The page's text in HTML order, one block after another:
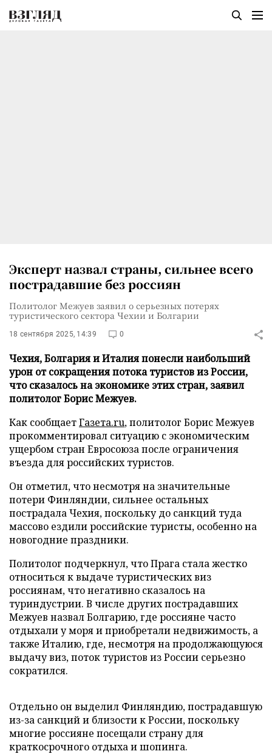
Эксперт назвал страны, сильнее всего
пострадавшие без россиян
Политолог Межуев заявил о серьезных потерях
туристического сектора Чехии и Болгарии
18 сентября 2025, 14:39 0
Чехия, Болгария и Италия понесли наибольший
урон от сокращения потока туристов из России,
что сказалось на экономике этих стран, заявил
политолог Борис Межуев.
Как сообщаетГазета.ru, политолог Борис Межуев
прокомментировал ситуацию с экономическим
ущербом стран Евросоюза после ограничения
въезда для российских туристов.
Он отметил, что несмотря на значительные
потери Финляндии, сильнее остальных
пострадала Чехия, поскольку до санкций туда
массово ездили российские туристы, особенно на
новогодние праздники.
Политолог подчеркнул, что Прага стала жестко
относиться к выдаче туристических виз
россиянам, что негативно сказалось на
туриндустрии. В числе других пострадавших
Межуев назвал Болгарию, где россияне часто
отдыхали у моря и приобретали недвижимость, а
также Италию, где, несмотря на продолжающуюся
выдачу виз, поток туристов из России серьезно
сократился.
Отдельно он выделил Финляндию, пострадавшую
из-за санкций и близости к России, поскольку
многие россияне посещали страну для
краткосрочного отдыха и шопинга.